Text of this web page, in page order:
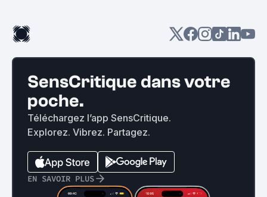
SensCritique dans votre
poche.
Téléchargez l’app SensCritique.
Explorez. Vibrez. Partagez.
EN SAVOIR PLUS